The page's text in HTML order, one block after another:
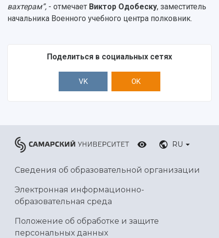
вахтерам”, - отмечает Виктор Одобеску, заместитель
начальника Военного учебного центра полковник.
Поделиться в социальных сетях
VK OK
RU
Сведения об образовательной организации
Электронная информационно-
образовательная среда
Положение об обработке и защите
персональных данных